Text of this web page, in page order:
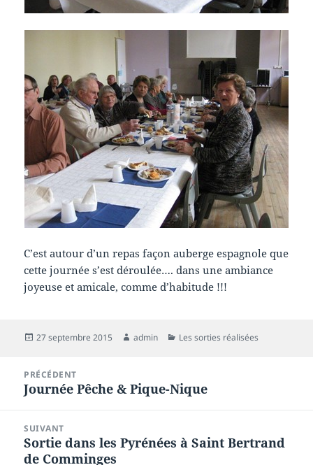
C’est autour d’un repas façon auberge espagnole que
cette journée s’est déroulée…. dans une ambiance
joyeuse et amicale, comme d’habitude !!!
Publié
27 septembre 2015 Auteur
admin Catégories
Les sorties réalisées
l’article
PRÉCÉDENT
Article
Journée Pêche & Pique-Nique
SUIVANT
Article
suivant :
Sortie dans les Pyrénées à Saint Bertrand
de Comminges